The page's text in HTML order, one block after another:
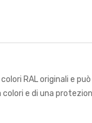
RAL originali e
e di una